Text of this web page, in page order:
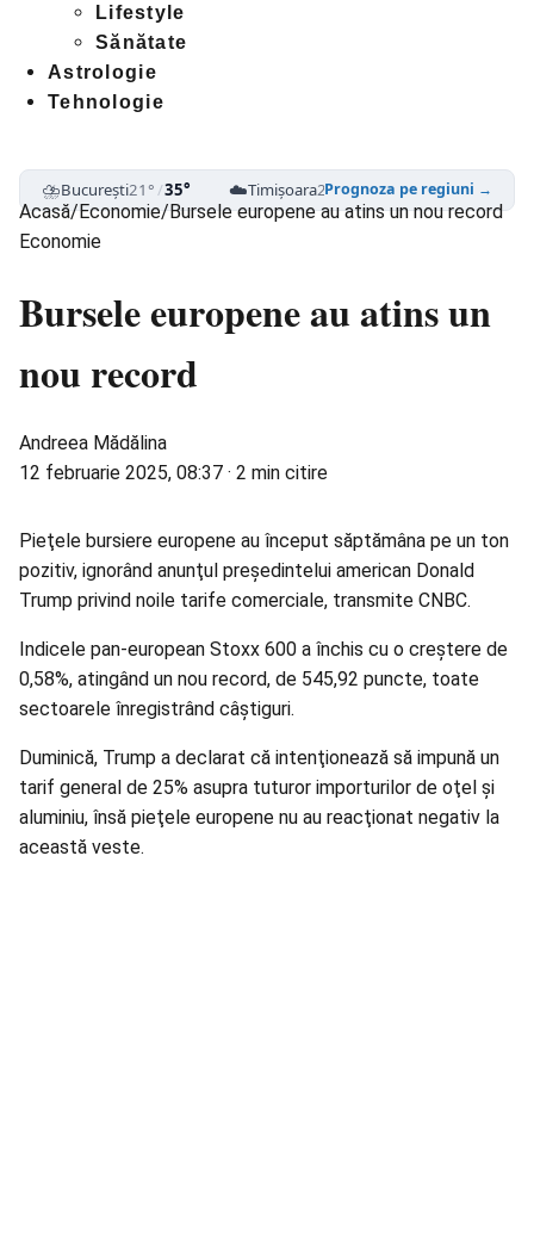
Lifestyle
Sănătate
Astrologie
Tehnologie
⛈️București21°/35° ☁️Timișoara23°/38° ☁️Cluj-Napoca
Prognoza pe regiuni →
Acasă/Economie/Bursele europene au atins un nou record
Economie
Bursele europene au atins un
nou record
Andreea Mădălina
12 februarie 2025, 08:37 · 2 min citire
Pieţele bursiere europene au început săptămâna pe un ton
pozitiv, ignorând anunţul preşedintelui american Donald
Trump privind noile tarife comerciale, transmite CNBC.
Indicele pan-european Stoxx 600 a închis cu o creştere de
0,58%, atingând un nou record, de 545,92 puncte, toate
sectoarele înregistrând câştiguri.
Duminică, Trump a declarat că intenţionează să impună un
tarif general de 25% asupra tuturor importurilor de oţel şi
aluminiu, însă pieţele europene nu au reacţionat negativ la
această veste.